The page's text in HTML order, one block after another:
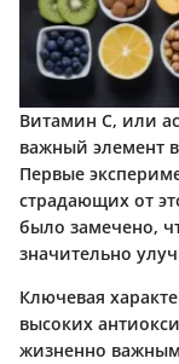
Витамин С, или
важный элемент
Первые
страдающих от
было замечено,
значительно
Ключевая
высоких
жизненно